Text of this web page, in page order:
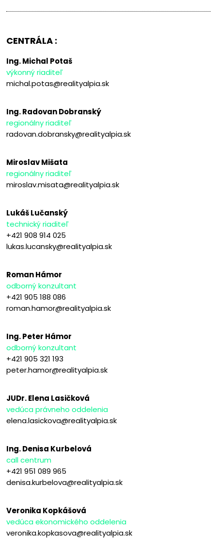
CENTRÁLA :
Ing. Michal Potaš
výkonný riaditeľ
michal.potas@realityalpia.sk
Ing. Radovan Dobranský
regionálny riaditeľ
radovan.dobransky@realityalpia.sk
Miroslav Mišata
regionálny riaditeľ
miroslav.misata@realityalpia.sk
Lukáš Lučanský
technický riaditeľ
+421 908 914 025
lukas.lucansky@realityalpia.sk
Roman Hámor
odborný konzultant
+421 905 188 086
roman.hamor@realityalpia.sk
Ing. Peter Hámor
odborný konzultant
+421 905 321 193
peter.hamor@realityalpia.sk
JUDr. Elena Lasičková
vedúca právneho oddelenia
elena.lasickova@realityalpia.sk
Ing. Denisa Kurbelová
call centrum
+421 951 089 965
denisa.kurbelova@realityalpia.sk
Veronika Kopkášová
vedúca ekonomického oddelenia
veronika.kopkasova@realityalpia.sk